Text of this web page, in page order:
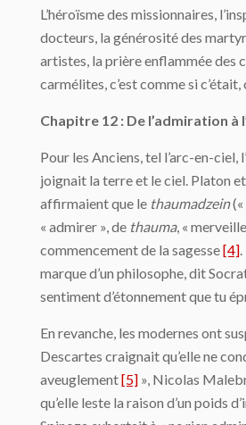
L’héroïsme des missionnaires,
docteurs, la générosité des
artistes, la prière enflammée des
carmélites, c’est comme si c’était,
Chapitre 12 : De l’admiration à
Pour les Anciens, tel l’arc-en-ciel,
joignait la terre et le ciel. Platon
affirmaient que le thaumadzein(«
« admirer », de thauma, «
commencement de la sagesse[4]
marque d’un philosophe, dit
sentiment d’étonnement que tu
En revanche, les modernes ont
Descartes craignait qu’elle ne
aveuglement[5] », Nicolas
qu’elle leste la raison d’un poids